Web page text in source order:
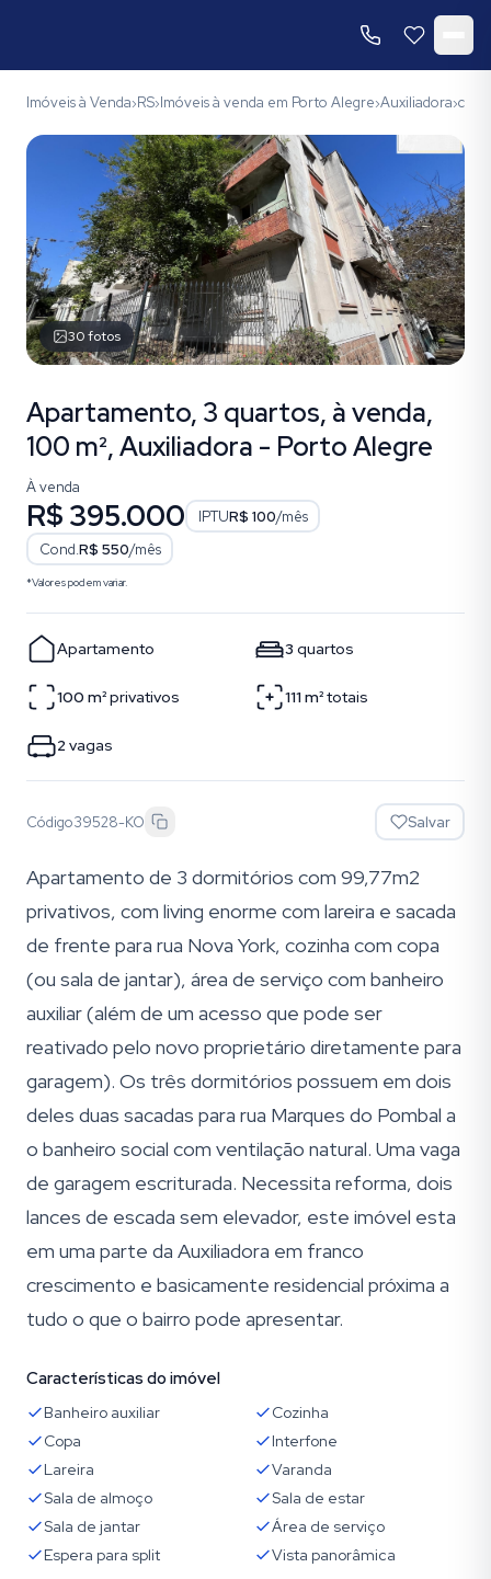
Imóveis à Venda›RS›Imóveis à venda em Porto Alegre›Auxiliadora›
30fotos
Apartamento, 3 quartos, à venda,
100 m², Auxiliadora - Porto Alegre
À venda
R$ 395.000 IPTUR$ 100/mês
Cond.R$ 550/mês
*Valores podem variar.
Apartamento 3 quartos
100 m²privativos 111 m²totais
2 vagas
Código39528-KO Salvar
Apartamento de 3 dormitórios com 99,77m2
privativos, com living enorme com lareira e sacada
de frente para rua Nova York, cozinha com copa
(ou sala de jantar), área de serviço com banheiro
auxiliar (além de um acesso que pode ser
reativado pelo novo proprietário diretamente para
garagem). Os três dormitórios possuem em dois
deles duas sacadas para rua Marques do Pombal a
o banheiro social com ventilação natural. Uma vaga
de garagem escriturada. Necessita reforma, dois
lances de escada sem elevador, este imóvel esta
em uma parte da Auxiliadora em franco
crescimento e basicamente residencial próxima a
tudo o que o bairro pode apresentar.
Características do imóvel
Banheiro auxiliar
Cozinha
Copa
Interfone
Lareira
Varanda
Sala de almoço
Sala de estar
Sala de jantar
Área de serviço
Espera para split
Vista panorâmica